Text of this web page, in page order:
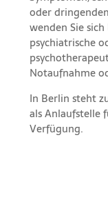
oder
wenden Sie
psychiatrische
Notaufnahme
In Berlin steht
als Anlaufstelle
Verfügung.